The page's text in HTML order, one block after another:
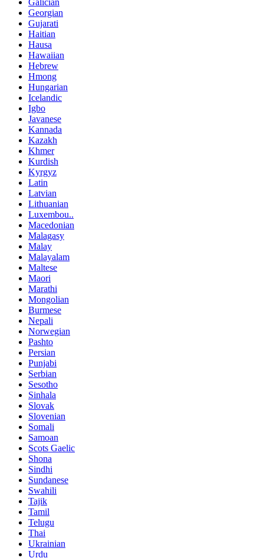
Georgian
Gujarati
Haitian
Hausa
Hawaiian
Hebrew
Hmong
Hungarian
Icelandic
Igbo
Javanese
Kannada
Kazakh
Khmer
Kurdish
Kyrgyz
Latin
Latvian
Lithuanian
Luxembou..
Macedonian
Malagasy
Malay
Malayalam
Maltese
Maori
Marathi
Mongolian
Burmese
Nepali
Norwegian
Pashto
Persian
Punjabi
Serbian
Sesotho
Sinhala
Slovak
Slovenian
Somali
Samoan
Scots Gaelic
Shona
Sindhi
Sundanese
Swahili
Tajik
Tamil
Telugu
Thai
Ukrainian
Urdu